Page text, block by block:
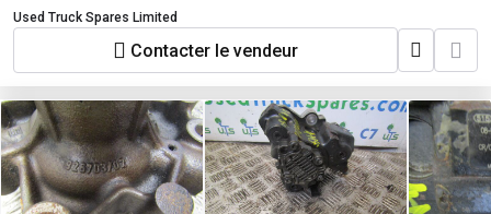
Used Truck Spares Limited
Contacter le vendeur